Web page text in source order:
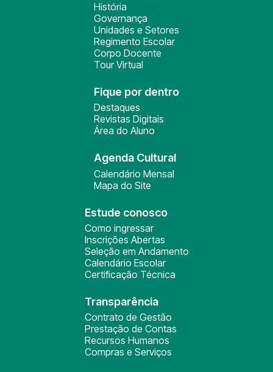
História
Governança
Unidades e Setores
Regimento Escolar
Corpo Docente
Tour Virtual
Fique por dentro
Destaques
Revistas Digitais
Área do Aluno
Agenda Cultural
Calendário Mensal
Mapa do Site
Estude conosco
Como ingressar
Inscrições Abertas
Seleção em Andamento
Calendário Escolar
Certificação Técnica
Transparência
Contrato de Gestão
Prestação de Contas
Recursos Humanos
Compras e Serviços